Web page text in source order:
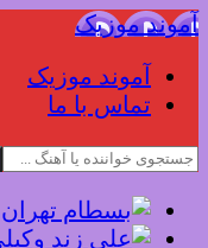
آموند موزیک
آموند موزیک
تماس با ما